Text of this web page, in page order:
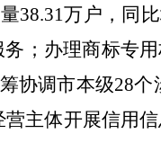
38.31万户，同
；办理商标专
协调市本级28
主体开展信用